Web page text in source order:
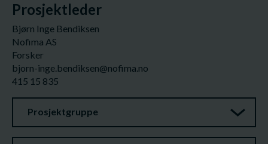
Prosjektleder
Bjørn Inge Bendiksen
Nofima AS
Forsker
bjorn-inge.bendiksen@nofima.no
415 15 835
Prosjektgruppe